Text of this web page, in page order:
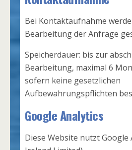
Bei Kontaktaufnahme
Bearbeitung der Anfrage
Speicherdauer: bis zur
Bearbeitung, maximal 6
sofern keine gesetzlichen
Aufbewahrungspflichten
Google Analytics
Diese Website nutzt Google